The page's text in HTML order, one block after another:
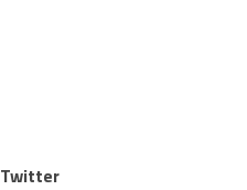
Twitter